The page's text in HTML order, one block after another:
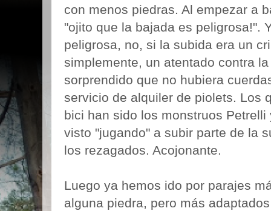
con menos piedras. Al empezar a
"ojito que la bajada es peligrosa!".
peligrosa, no, si la subida era un
simplemente, un atentado contra
sorprendido que no hubiera
servicio de alquiler de piolets. Los
bici han sido los monstruos
visto "jugando" a subir parte de la
los rezagados. Acojonante.
Luego ya hemos ido por parajes
alguna piedra, pero más